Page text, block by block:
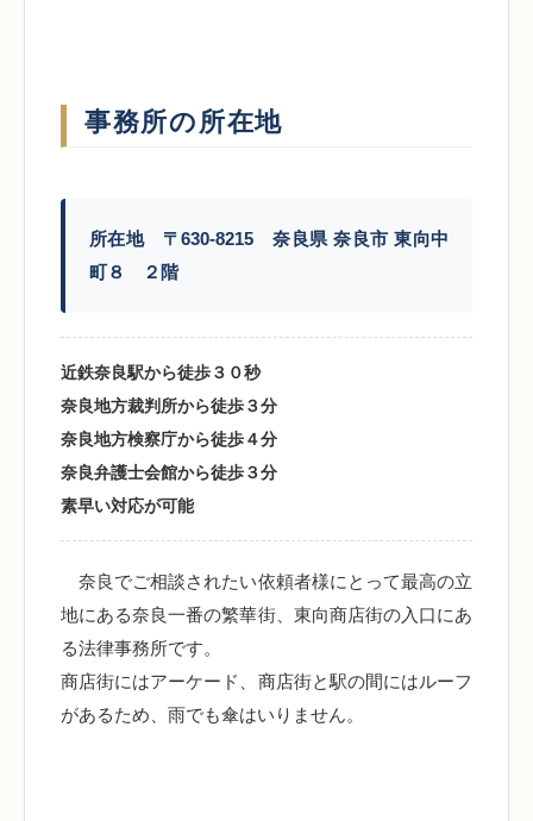
事務所の所在地
所在地 〒630-8215 奈良県 奈良市 東向中
町８ ２階
近鉄奈良駅から徒歩３０秒
奈良地方裁判所から徒歩３分
奈良地方検察庁から徒歩４分
奈良弁護士会館から徒歩３分
素早い対応が可能
奈良でご相談されたい依頼者様にとって最高の立
地にある奈良一番の繁華街、東向商店街の入口にあ
る法律事務所です。
商店街にはアーケード、商店街と駅の間にはルーフ
があるため、雨でも傘はいりません。